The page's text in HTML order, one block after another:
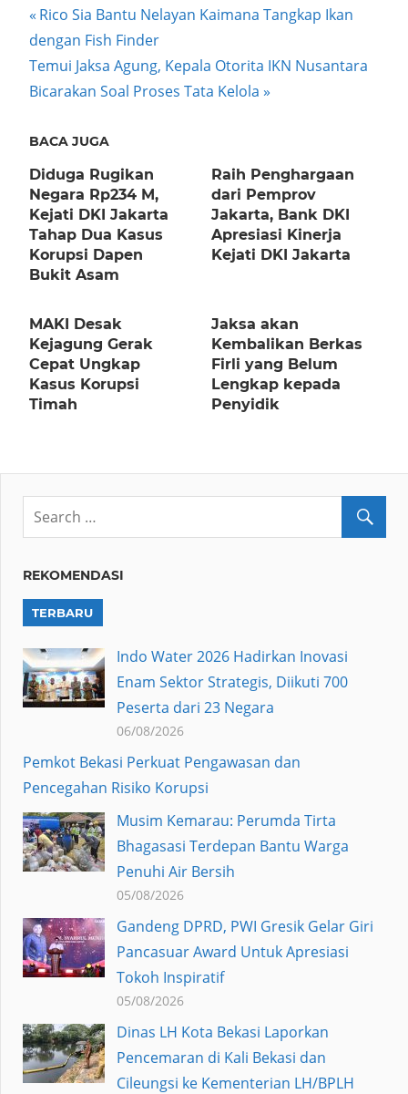
Post
navigation
Previous
Post:
Rico Sia Bantu Nelayan Kaimana Tangkap Ikan
dengan Fish Finder
Next
Post:
Temui Jaksa Agung, Kepala Otorita IKN Nusantara
Bicarakan Soal Proses Tata Kelola
BACA JUGA
Diduga Rugikan
Negara Rp234 M,
Kejati DKI Jakarta
Tahap Dua Kasus
Korupsi Dapen
Bukit Asam
Raih Penghargaan
dari Pemprov
Jakarta, Bank DKI
Apresiasi Kinerja
Kejati DKI Jakarta
MAKI Desak
Kejagung Gerak
Cepat Ungkap
Kasus Korupsi
Timah
Jaksa akan
Kembalikan Berkas
Firli yang Belum
Lengkap kepada
Penyidik
REKOMENDASI
TERBARU
Indo Water 2026 Hadirkan Inovasi
Enam Sektor Strategis, Diikuti 700
Peserta dari 23 Negara
06/08/2026
Pemkot Bekasi Perkuat Pengawasan dan
Pencegahan Risiko Korupsi
Musim Kemarau: Perumda Tirta
Bhagasasi Terdepan Bantu Warga
Penuhi Air Bersih
05/08/2026
Gandeng DPRD, PWI Gresik Gelar Giri
Pancasuar Award Untuk Apresiasi
Tokoh Inspiratif
05/08/2026
Dinas LH Kota Bekasi Laporkan
Pencemaran di Kali Bekasi dan
Cileungsi ke Kementerian LH/BPLH